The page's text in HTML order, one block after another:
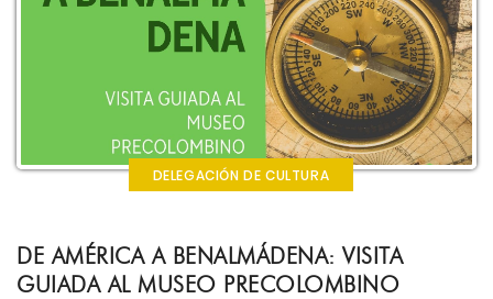
DELEGACIÓN DE CULTURA
DE AMÉRICA A BENALMÁDENA: VISITA
GUIADA AL MUSEO PRECOLOMBINO